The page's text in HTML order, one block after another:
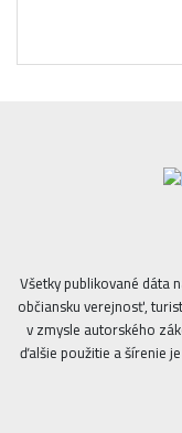
Všetky publikované dáta
občiansku verejnosť,
v zmysle autorského
ďalšie použitie a šírenie